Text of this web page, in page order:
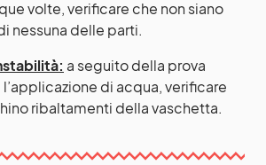
volte, verificare che non siano
nessuna delle parti.
a seguito della prova
di acqua, verificare
ribaltamenti della vaschetta.